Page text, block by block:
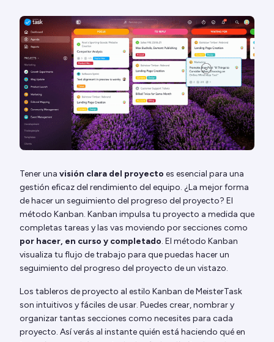
Tener una visión clara del proyecto es esencial para una
gestión eficaz del rendimiento del equipo. ¿La mejor forma
de hacer un seguimiento del progreso del proyecto? El
método Kanban. Kanban impulsa tu proyecto a medida que
completas tareas y las vas moviendo por secciones como
por hacer, en curso y completado. El método Kanban
visualiza tu flujo de trabajo para que puedas hacer un
seguimiento del progreso del proyecto de un vistazo.
Los tableros de proyecto al estilo Kanban de MeisterTask
son intuitivos y fáciles de usar. Puedes crear, nombrar y
organizar tantas secciones como necesites para cada
proyecto. Así verás al instante quién está haciendo qué en